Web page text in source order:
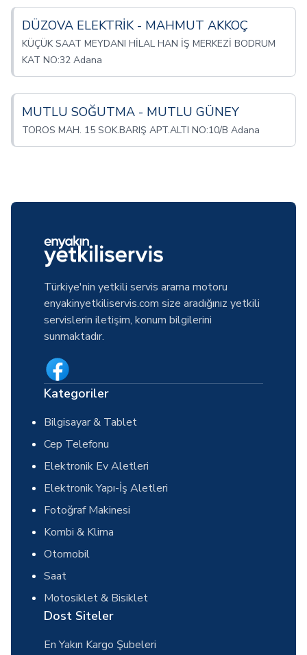
DÜZOVA ELEKTRİK - MAHMUT AKKOÇ
KÜÇÜK SAAT MEYDANI HİLAL HAN İŞ MERKEZİ BODRUM
KAT NO:32 Adana
MUTLU SOĞUTMA - MUTLU GÜNEY
TOROS MAH. 15 SOK.BARIŞ APT.ALTI NO:10/B Adana
Türkiye'nin yetkili servis arama motoru
enyakinyetkiliservis.com size aradığınız yetkili
servislerin iletişim, konum bilgilerini
sunmaktadır.
Kategoriler
Bilgisayar & Tablet
Cep Telefonu
Elektronik Ev Aletleri
Elektronik Yapı-İş Aletleri
Fotoğraf Makinesi
Kombi & Klima
Otomobil
Saat
Motosiklet & Bisiklet
Dost Siteler
En Yakın Kargo Şubeleri